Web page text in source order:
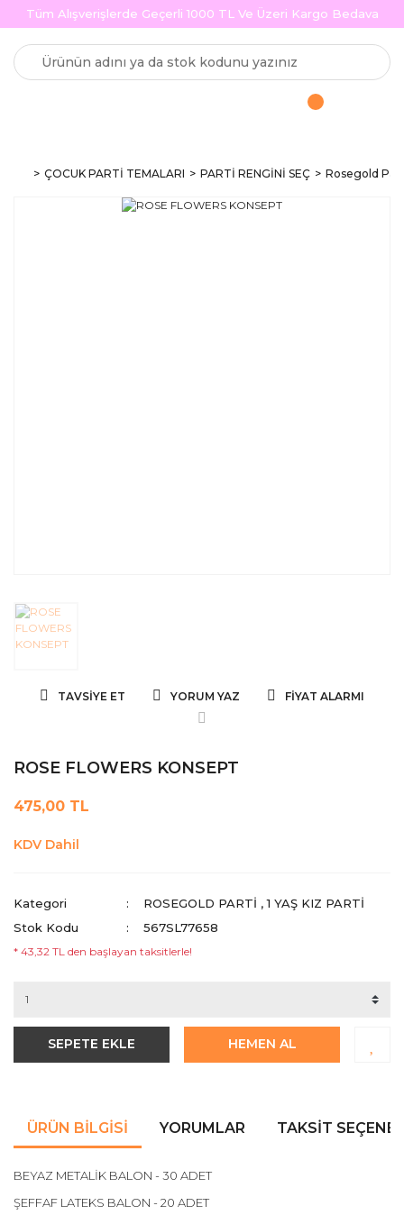
Tüm Alışverişlerde Geçerli 1000 TL Ve Üzeri Kargo Bedava
ÇOCUK PARTİ TEMALARI PARTİ RENGİNİ SEÇ Rosegold
TAVSIYE ET YORUM YAZ FIYAT ALARMI
ROSE FLOWERS KONSEPT
475,00 TL
KDV Dahil
Kategori ROSEGOLD PARTI ,1 YAŞ KIZ PARTI
Stok Kodu
567SL77658
* 43,32 TL den başlayan taksitlerle!
SEPETE EKLE HEMEN AL
ÜRÜN BILGISI YORUMLAR TAKSIT
BEYAZ METALİK BALON - 30 ADET
ŞEFFAF LATEKS BALON - 20 ADET